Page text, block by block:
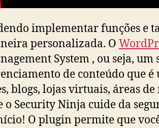
implementar funções e
personalizada. O
System , ou seja, um
de conteúdo que
blogs, lojas virtuais, áreas
o Security Ninja cuide da
O plugin permite que